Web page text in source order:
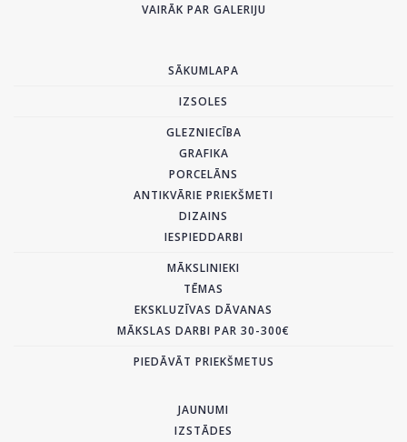
VAIRĀK PAR GALERIJU
SĀKUMLAPA
IZSOLES
GLEZNIECĪBA
GRAFIKA
PORCELĀNS
ANTIKVĀRIE PRIEKŠMETI
DIZAINS
IESPIEDDARBI
MĀKSLINIEKI
TĒMAS
EKSKLUZĪVAS DĀVANAS
MĀKSLAS DARBI PAR 30-300€
PIEDĀVĀT PRIEKŠMETUS
JAUNUMI
IZSTĀDES